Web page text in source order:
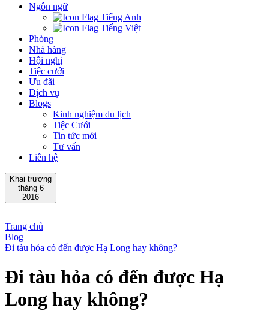
Ngôn ngữ
Tiếng Anh
Tiếng Việt
Phòng
Nhà hàng
Hội nghị
Tiệc cưới
Ưu đãi
Dịch vụ
Blogs
Kinh nghiệm du lịch
Tiệc Cưới
Tin tức mới
Tư vấn
Liên hệ
Khai trương
tháng 6
2016
Trang chủ
Blog
Đi tàu hỏa có đến được Hạ Long hay không?
Đi tàu hỏa có đến được Hạ
Long hay không?